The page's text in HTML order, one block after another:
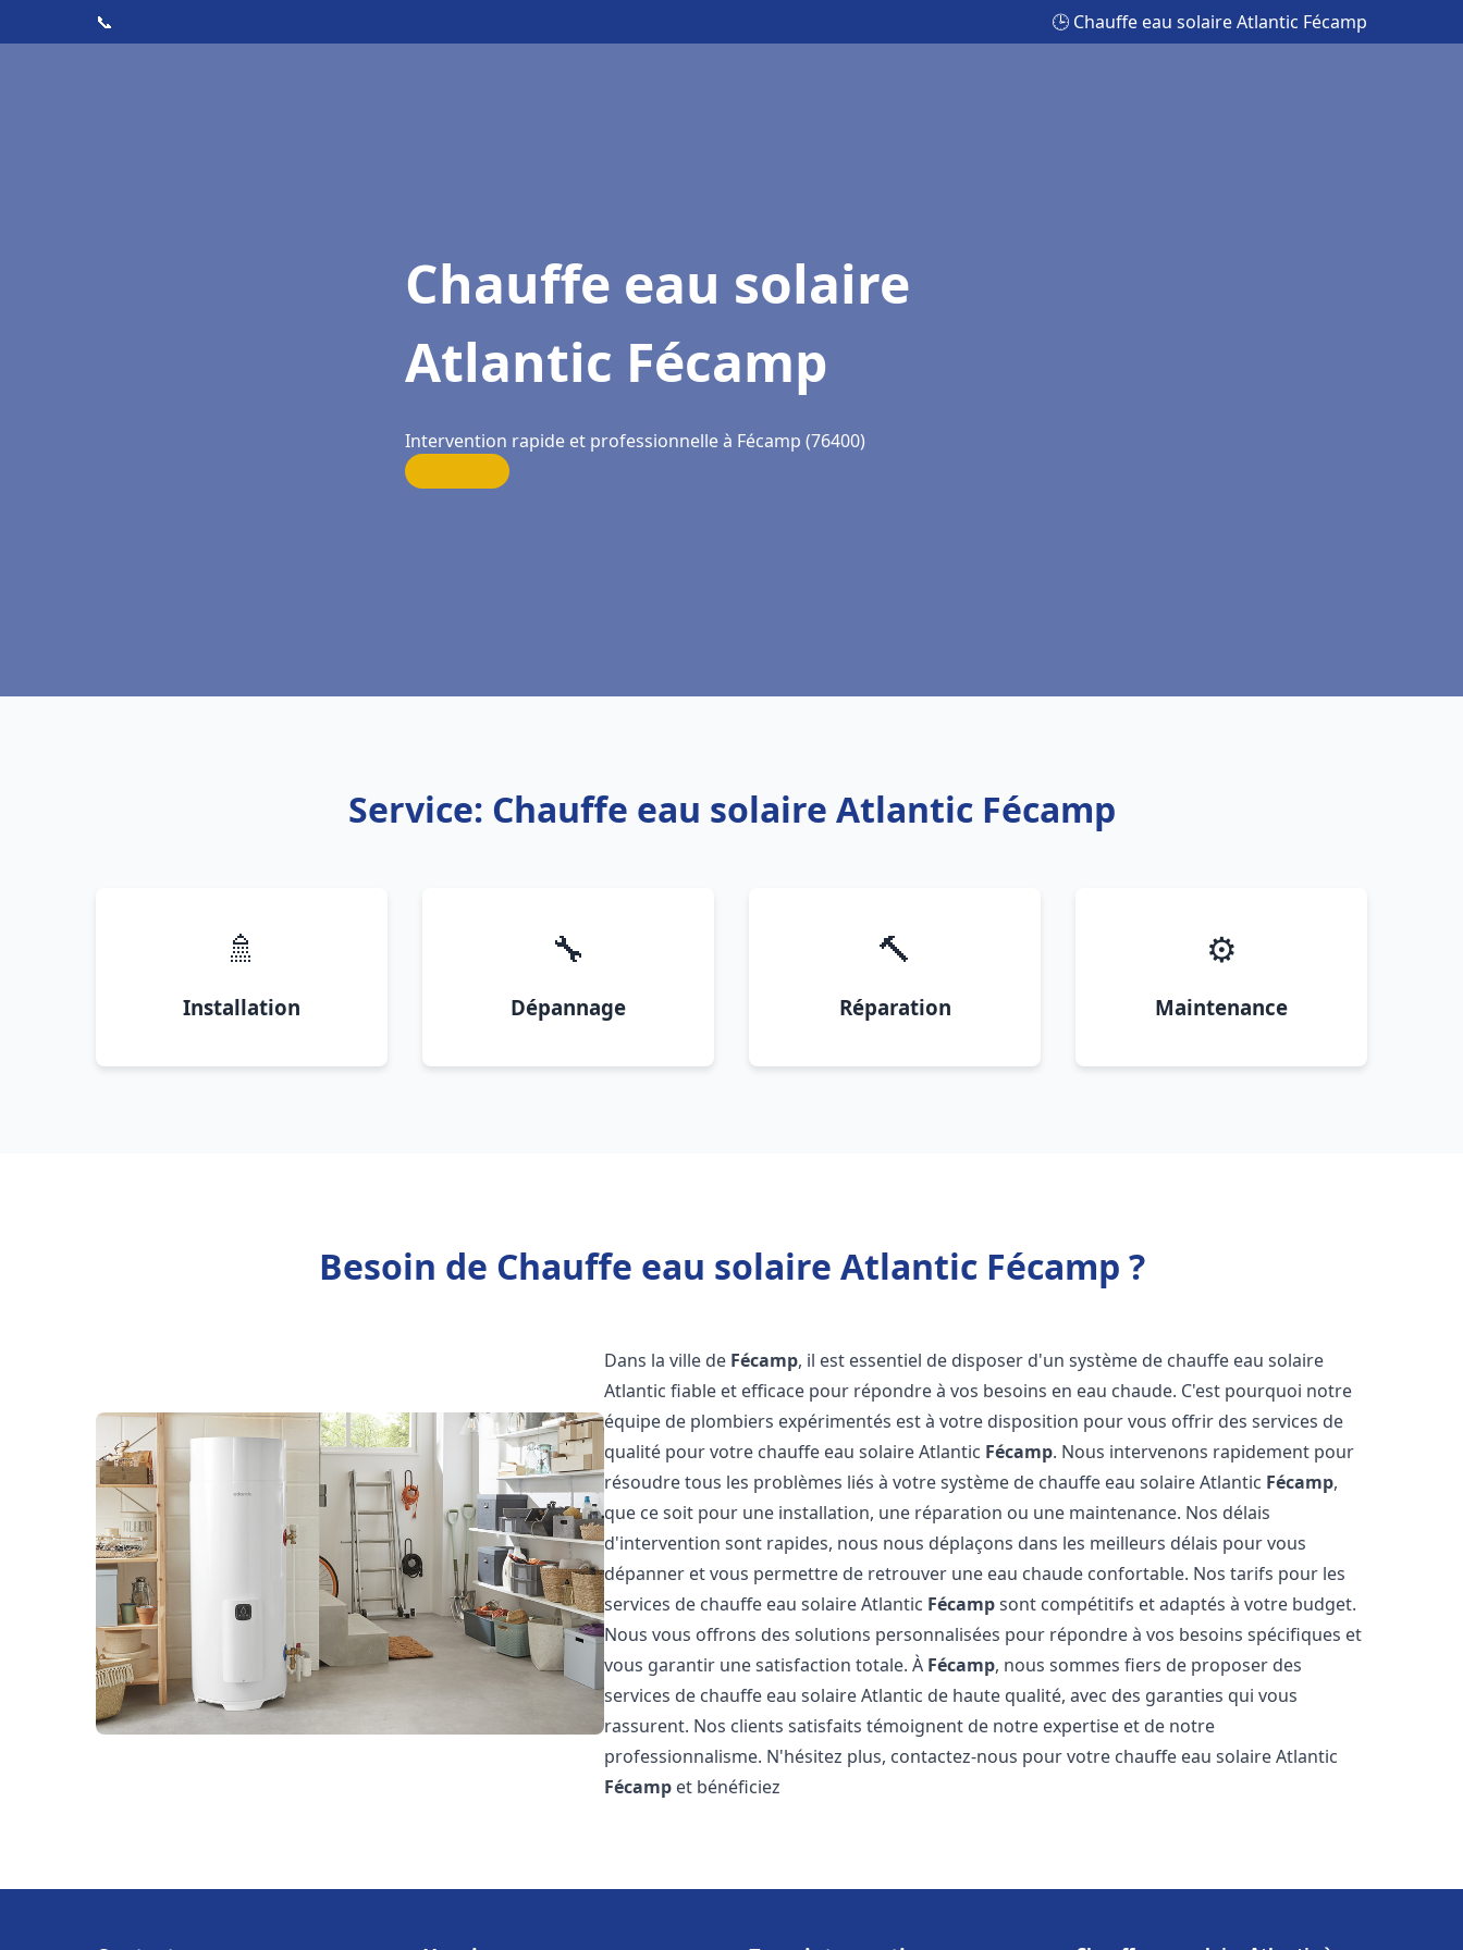
📞 🕒 Chauffe eau solaire Atlantic Fécamp
Chauffe eau solaire
Atlantic Fécamp
Intervention rapide et professionnelle à Fécamp (76400)
Service: Chauffe eau solaire Atlantic Fécamp
🚿
Installation
🔧
Dépannage
🔨
Réparation
⚙️
Maintenance
Besoin de Chauffe eau solaire Atlantic Fécamp ?
Dans la ville de Fécamp, il est essentiel de disposer d'un système de chauffe eau solaire
Atlantic fiable et efficace pour répondre à vos besoins en eau chaude. C'est pourquoi notre
équipe de plombiers expérimentés est à votre disposition pour vous offrir des services de
qualité pour votre chauffe eau solaire Atlantic Fécamp. Nous intervenons rapidement pour
résoudre tous les problèmes liés à votre système de chauffe eau solaire Atlantic Fécamp,
que ce soit pour une installation, une réparation ou une maintenance. Nos délais
d'intervention sont rapides, nous nous déplaçons dans les meilleurs délais pour vous
dépanner et vous permettre de retrouver une eau chaude confortable. Nos tarifs pour les
services de chauffe eau solaire Atlantic Fécampsont compétitifs et adaptés à votre budget.
Nous vous offrons des solutions personnalisées pour répondre à vos besoins spécifiques et
vous garantir une satisfaction totale. À Fécamp, nous sommes fiers de proposer des
services de chauffe eau solaire Atlantic de haute qualité, avec des garanties qui vous
rassurent. Nos clients satisfaits témoignent de notre expertise et de notre
professionnalisme. N'hésitez plus, contactez-nous pour votre chauffe eau solaire Atlantic
Fécamp et bénéficiez